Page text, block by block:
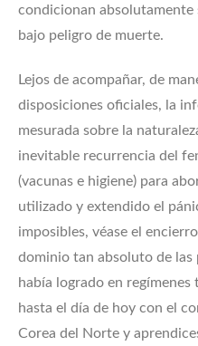
condicionan absolutamente
bajo peligro de muerte.
Lejos de acompañar, de
disposiciones oficiales, la
mesurada sobre la
inevitable recurrencia del
(vacunas e higiene) para
utilizado y extendido el
imposibles, véase el
dominio tan absoluto de las
había logrado en
hasta el día de hoy con el
Corea del Norte y